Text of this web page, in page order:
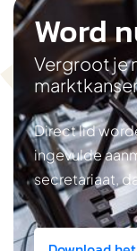
Word
Vergroot je
Direct lid
ingevulde
secretariaat,